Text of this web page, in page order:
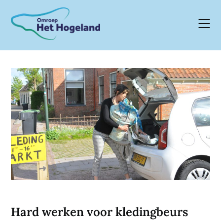
content
Hard werken voor kledingbeurs